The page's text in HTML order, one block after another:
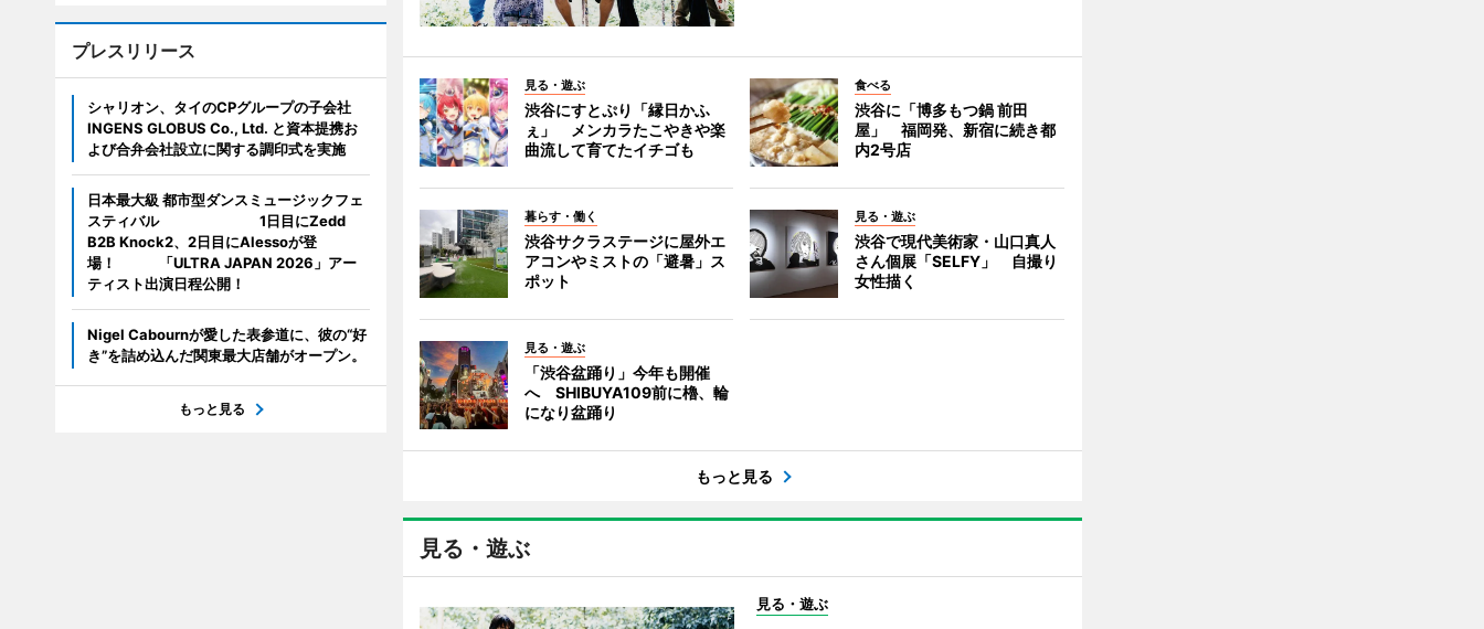
見る・遊ぶ
渋谷にすとぷり「縁日かふ
ぇ」 メンカラたこやきや楽
曲流して育てたイチゴも
食べる
渋谷に「博多もつ鍋 前田
屋」 福岡発、新宿に続き都
内2号店
暮らす・働く
渋谷サクラステージに屋外エ
アコンやミストの「避暑」ス
ポット
見る・遊ぶ
渋谷で現代美術家・山口真人
さん個展「SELFY」 自撮り
女性描く
見る・遊ぶ
「渋谷盆踊り」今年も開催
へ SHIBUYA109前に櫓、輪
になり盆踊り
もっと見る
見る・遊ぶ
見る・遊ぶ
プレスリリース
シャリオン、タイのCPグループの子会社
INGENS GLOBUS Co., Ltd. と資本提携お
よび合弁会社設立に関する調印式を実施
日本最大級 都市型ダンスミュージックフェ
スティバル 1日目にZedd
B2B Knock2、2日目にAlessoが登
場！ 「ULTRA JAPAN 2026」アー
ティスト出演日程公開！
Nigel Cabournが愛した表参道に、彼の“好
き”を詰め込んだ関東最大店舗がオープン。
もっと見る